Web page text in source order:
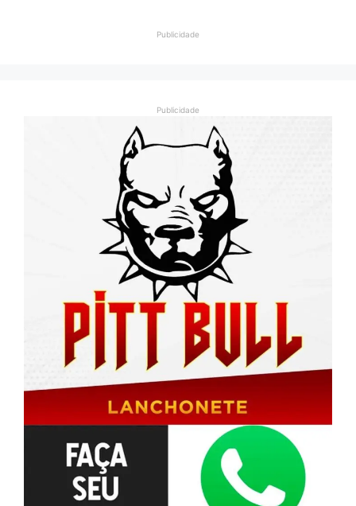
Publicidade
Publicidade